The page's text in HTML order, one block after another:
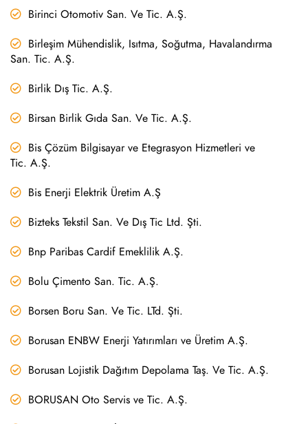
Birinci Otomotiv San. Ve Tic. A.Ş.
Birleşim Mühendislik, Isıtma, Soğutma, Havalandırma
San. Tic. A.Ş.
Birlik Dış Tic. A.Ş.
Birsan Birlik Gıda San. Ve Tic. A.Ş.
Bis Çözüm Bilgisayar ve Etegrasyon Hizmetleri ve
Tic. A.Ş.
Bis Enerji Elektrik Üretim A.Ş
Bizteks Tekstil San. Ve Dış Tic Ltd. Şti.
Bnp Paribas Cardif Emeklilik A.Ş.
Bolu Çimento San. Tic. A.Ş.
Borsen Boru San. Ve Tic. LTd. Şti.
Borusan ENBW Enerji Yatırımları ve Üretim A.Ş.
Borusan Lojistik Dağıtım Depolama Taş. Ve Tic. A.Ş.
BORUSAN Oto Servis ve Tic. A.Ş.